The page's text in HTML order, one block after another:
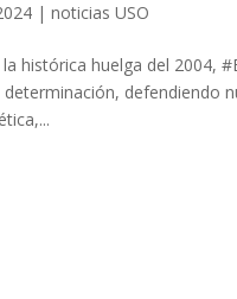
|noticias USO
la histórica huelga del 2004,
defendiendo